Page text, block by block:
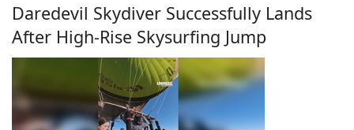
Daredevil Skydiver Successfully Lands
After High-Rise Skysurfing Jump